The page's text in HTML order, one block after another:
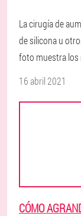
La cirugía de
de silicona u
foto muestra los
16 abril 2021
CÓMO